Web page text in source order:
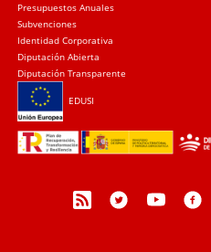
Presupuestos Anuales
Subvenciones
Identidad Corporativa
Diputación Abierta
Diputación Transparente
EDUSI